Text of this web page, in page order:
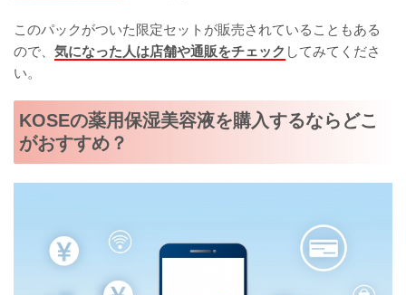
このパックがついた限定セットが販売されていることもある
ので、 気になった人は店舗や通販をチェック してみてくださ
い。
KOSEの薬用保湿美容液を購入するならどこ
がおすすめ？